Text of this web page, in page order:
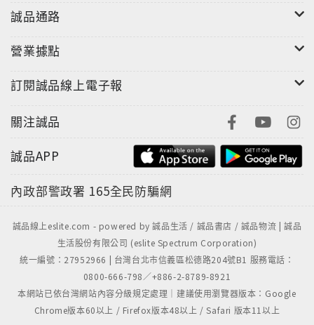
具。
誠品通路
營業據點
訂閱誠品線上電子報
關注誠品
誠品APP
內政部警政署 165全民防騙網
誠品線上eslite.com - powered by 誠品生活 / 誠品書店 / 誠品物流 | 誠品
生活股份有限公司 (eslite Spectrum Corporation)
統一編號：27952966 | 台灣台北市信義區松德路204號B1 服務電話：
0800-666-798／+886-2-8789-8921
本網站已依台灣網站內容分級規定處理｜建議使用瀏覽器版本：Google
Chrome版本60以上 / Firefox版本48以上 / Safari 版本11以上